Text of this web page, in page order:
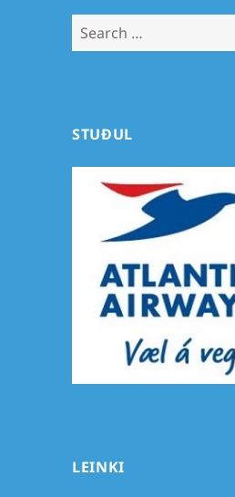
Search
for:
STUÐUL
LEINKI